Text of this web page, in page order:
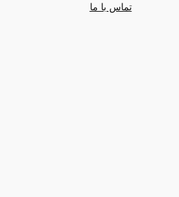
تماس با ما